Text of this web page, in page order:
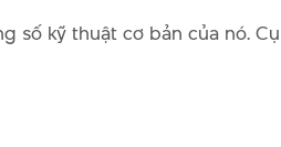
số kỹ thuật cơ bản của nó. Cụ